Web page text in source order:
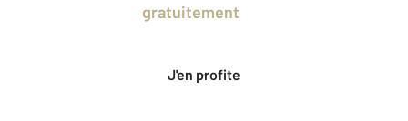
gratuitement
J'en profite